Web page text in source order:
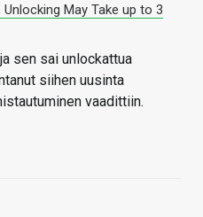
May Take up to 3
sen sai unlockattua
siihen uusinta
vaadittiin.